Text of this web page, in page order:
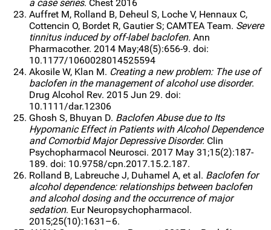
a case series. Chest 2016
Auffret M, Rolland B, Deheul S, Loche V, Hennaux C,
Cottencin O, Bordet R, Gautier S; CAMTEA Team. Severe
tinnitus induced by off-label baclofen. Ann
Pharmacother. 2014 May;48(5):656-9. doi:
10.1177/1060028014525594
Akosile W, Klan M. Creating a new problem: The use of
baclofen in the management of alcohol use disorder.
Drug Alcohol Rev. 2015 Jun 29. doi:
10.1111/dar.12306
Ghosh S, Bhuyan D. Baclofen Abuse due to Its
Hypomanic Effect in Patients with Alcohol Dependence
and Comorbid Major Depressive Disorder. Clin
Psychopharmacol Neurosci. 2017 May 31;15(2):187-
189. doi: 10.9758/cpn.2017.15.2.187.
Rolland B, Labreuche J, Duhamel A, et al. Baclofen for
alcohol dependence: relationships between baclofen
and alcohol dosing and the occurrence of major
sedation. Eur Neuropsychopharmacol.
2015;25(10):1631–6.